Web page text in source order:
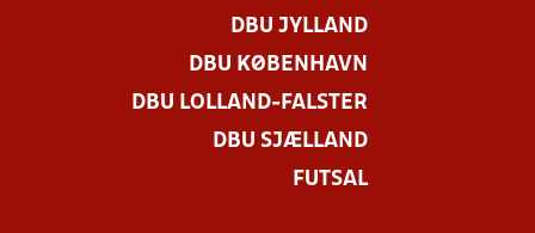
DBU JYLLAND
DBU KØBENHAVN
DBU LOLLAND-FALSTER
DBU SJÆLLAND
FUTSAL